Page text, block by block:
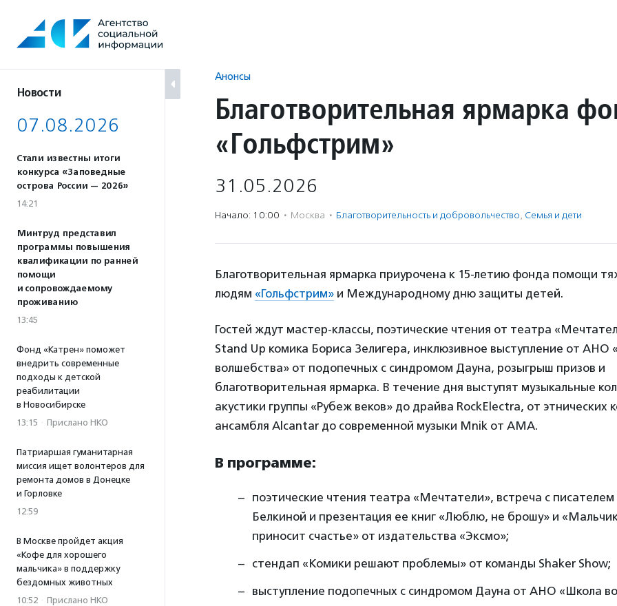
содержанию
Новости
07.08.2026
Стали известны итоги
конкурса «Заповедные
острова России — 2026»
14:21
Минтруд представил
программы повышения
квалификации по ранней
помощи
и сопровождаемому
проживанию
13:45
Фонд «Катрен» поможет
внедрить современные
подходы к детской
реабилитации
в Новосибирске
13:15 · Прислано НКО
Патриаршая гуманитарная
миссия ищет волонтеров для
ремонта домов в Донецке
и Горловке
12:59
В Москве пройдет акция
«Кофе для хорошего
мальчика» в поддержку
бездомных животных
10:52 · Прислано НКО
Анонсы
Благотворительная ярмарка
«Гольфстрим»
31.05.2026
Начало: 10:00 · Москва · Благотвори­тель­ность и доброволь­чест­во, Семья и дети
Благотворительная ярмарка приурочена к 15-летию фонда помощи
людям «Гольфстрим» и Международному дню защиты детей.
Гостей ждут мастер-классы, поэтические чтения от театра
Stand Up комика Бориса Зелигера, инклюзивное выступление от АНО
волшебства» от подопечных с синдромом Дауна, розыгрыш призов и
благотворительная ярмарка. В течение дня выступят музыкальные
акустики группы «Рубеж веков» до драйва RockElectra, от этнических
ансамбля Alcantar до современной музыки Mnik от АМА.
В программе:
поэтические чтения театра «Мечтатели», встреча с
Белкиной и презентация ее книг «Люблю, не брошу» и
приносит счастье» от издательства «Эксмо»;
стендап «Комики решают проблемы» от команды Shaker Show;
выступление подопечных с синдромом Дауна от АНО «Школа